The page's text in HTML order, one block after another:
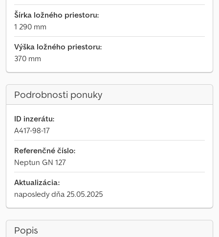
Šírka ložného priestoru:
1 290 mm
Výška ložného priestoru:
370 mm
Podrobnosti ponuky
ID inzerátu:
A417-98-17
Referenčné číslo:
Neptun GN 127
Aktualizácia:
naposledy dňa 25.05.2025
Popis